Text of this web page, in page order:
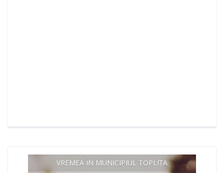
VREMEA ÎN MUNICIPIUL TOPLIȚA